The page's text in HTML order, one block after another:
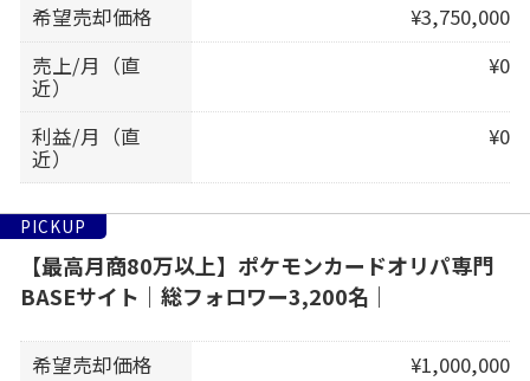
希望売却価格
¥3,750,000
売上/月（直
近）
¥0
利益/月（直
近）
¥0
PICKUP
【最高月商80万以上】ポケモンカードオリパ専門
BASEサイト｜総フォロワー3,200名｜
希望売却価格
¥1,000,000